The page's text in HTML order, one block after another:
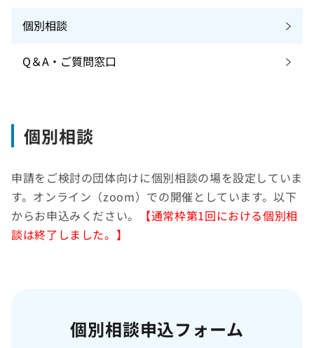
個別相談
Q＆A・ご質問窓口
個別相談
申請をご検討の団体向けに個別相談の場を設定していま
す。オンライン（zoom）での開催としています。以下
からお申込みください。
【通常枠第1回における個別相
談は終了しました。】
個別相談申込フォーム